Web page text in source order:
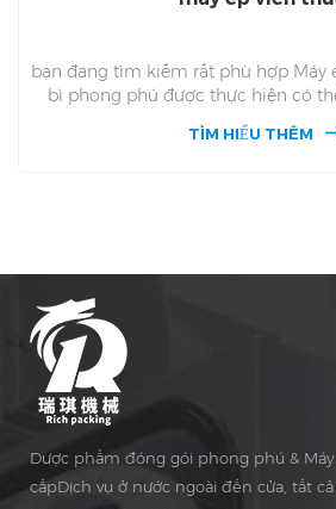
bạn đang tìm kiếm rất phù hợp Máy
bì phong phú được thực hiện có
của bạn! Cái này ZP27D Máy ép viên
loại và hình dạng của máy tính
TÌM HIỂU THÊM
Dược phẩm đóng gói phong phú &
cấpDịch vụ ở nước ngoài đến cửa, tất